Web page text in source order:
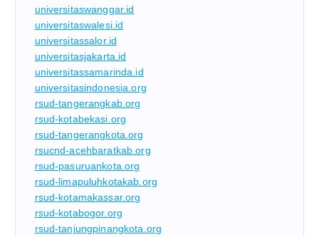
universitaswanggar.id
universitaswalesi.id
universitassalor.id
universitasjakarta.id
universitassamarinda.id
universitasindonesia.org
rsud-tangerangkab.org
rsud-kotabekasi.org
rsud-tangerangkota.org
rsucnd-acehbaratkab.org
rsud-pasuruankota.org
rsud-limapuluhkotakab.org
rsud-kotamakassar.org
rsud-kotabogor.org
rsud-tanjungpinangkota.org